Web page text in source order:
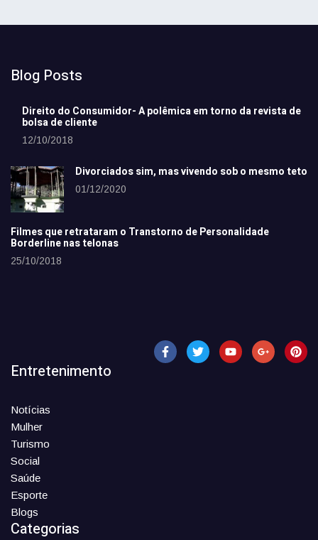
Blog Posts
Direito do Consumidor- A polêmica em torno da revista de
bolsa de cliente
12/10/2018
Divorciados sim, mas vivendo sob o mesmo teto
01/12/2020
Filmes que retrataram o Transtorno de Personalidade
Borderline nas telonas
25/10/2018
Entretenimento
Notícias
Mulher
Turismo
Social
Saúde
Esporte
Blogs
Categorias